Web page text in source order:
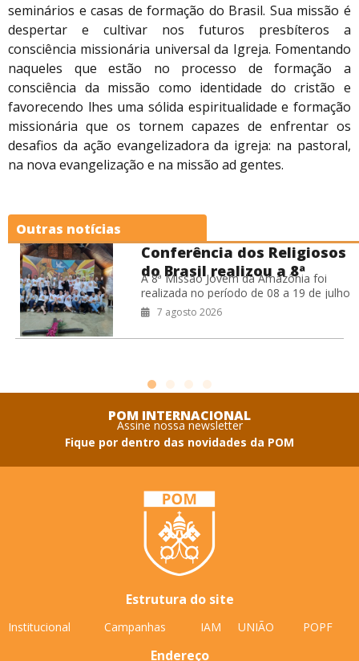
seminários e casas de formação do Brasil. Sua missão é
despertar e cultivar nos futuros presbíteros a
consciência missionária universal da Igreja. Fomentando
naqueles que estão no processo de formação a
consciência da missão como identidade do cristão e
favorecendo lhes uma sólida espiritualidade e formação
missionária que os tornem capazes de enfrentar os
desafios da ação evangelizadora da igreja: na pastoral,
na nova evangelização e na missão ad gentes.
Outras notícias
Conferência dos Religiosos
do Brasil realizou a 8ª
Missão Jovem na Amazônia
A 8ª Missão Jovem da Amazônia foi
realizada no período de 08 a 19 de julho
de 2026, na Prelazia de São Félix do
7 agosto 2026
POM INTERNACIONAL
Assine nossa newsletter
Fique por dentro das novidades da POM
Estrutura do site
Institucional Campanhas IAM UNIÃO POPF
Endereço